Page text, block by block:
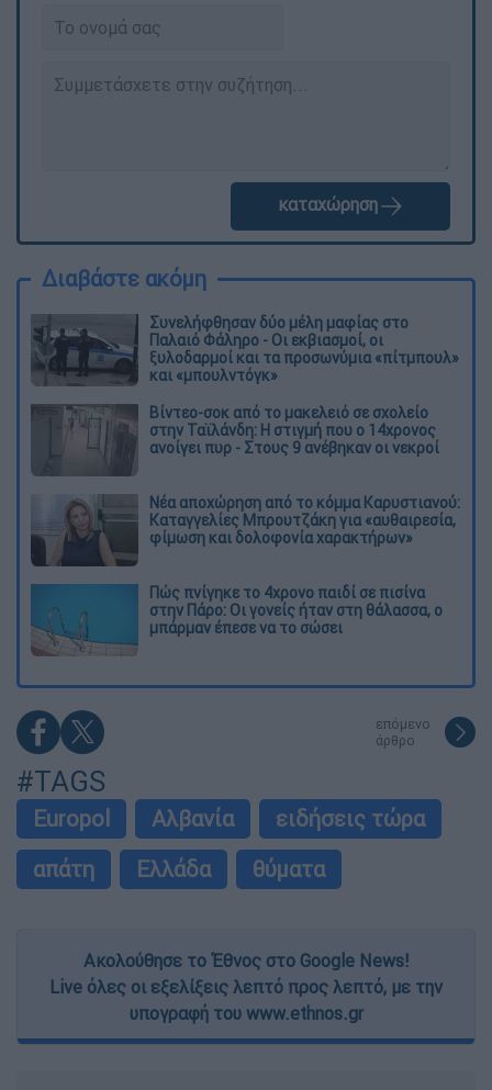
καταχώρηση
Διαβάστε ακόμη
Συνελήφθησαν δύο μέλη μαφίας στο
Παλαιό Φάληρο - Οι εκβιασμοί, οι
ξυλοδαρμοί και τα προσωνύμια «πίτμπουλ»
και «μπουλντόγκ»
Βίντεο-σοκ από το μακελειό σε σχολείο
στην Ταϊλάνδη: Η στιγμή που ο 14χρονος
ανοίγει πυρ - Στους 9 ανέβηκαν οι νεκροί
Νέα αποχώρηση από το κόμμα Καρυστιανού:
Καταγγελίες Μπρουτζάκη για «αυθαιρεσία,
φίμωση και δολοφονία χαρακτήρων»
Πώς πνίγηκε το 4χρονο παιδί σε πισίνα
στην Πάρο: Οι γονείς ήταν στη θάλασσα, ο
μπάρμαν έπεσε να το σώσει
επόμενο
άρθρο
#TAGS
Europol Αλβανία
ειδήσεις τώρα
απάτη
Ελλάδα θύματα
Ακολούθησε το Έθνος στο Google News!
Live όλες οι εξελίξεις λεπτό προς λεπτό, με την
υπογραφή του www.ethnos.gr